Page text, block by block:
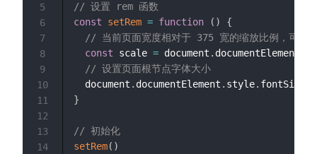
// 设置 rem 函数
const
setRem = function ( )
{
// 当前页面宽度相对于 375 宽的缩放比例，可根
const scale = document . documentElement
// 设置页面根节点字体大小
  document
. documentElement . style. fontSize
}
// 初始化
setRem( )
5
6
7
8
9
10
11
12
13
14